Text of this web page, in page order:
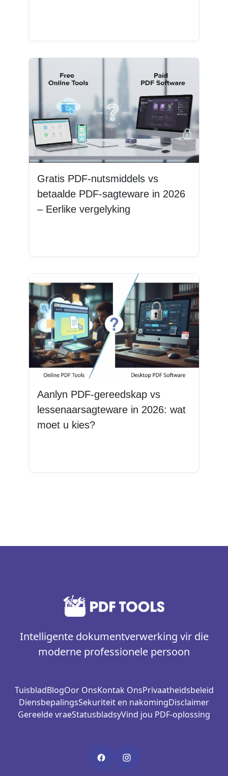
Gratis PDF-nutsmiddels vs
betaalde PDF-sagteware in 2026
– Eerlike vergelyking
Aanlyn PDF-gereedskap vs
lessenaarsagteware in 2026: wat
moet u kies?
Intelligente dokumentverwerking vir die
moderne professionele persoon
TuisbladBlogOor OnsKontak OnsPrivaatheidsbeleid
DiensbepalingsSekuriteit en nakomingDisclaimer
Gereelde vraeStatusbladsyVind jou PDF-oplossing